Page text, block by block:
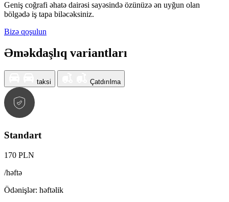
Geniş coğrafi əhatə dairəsi sayəsində özünüzə ən uyğun olan
bölgədə iş tapa biləcəksiniz.
Bizə qoşulun
Əməkdaşlıq variantları
taksi Çatdırılma
Standart
170 PLN
/həftə
Ödənişlər: həftəlik